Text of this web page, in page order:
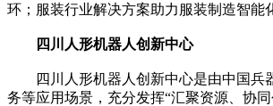
环；服装行业解决方案助力服装制造智能
四川人形机器人创新中心
四川人形机器人创新中心是由中国兵器
务等应用场景，充分发挥“汇聚资源、协